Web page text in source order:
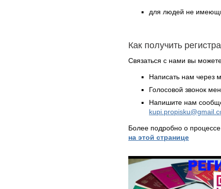
для людей не
Как получить
Связаться с нами вы
Написать нам через
Голосовой звонок
Напишите нам
Более подробно о
на этой странице